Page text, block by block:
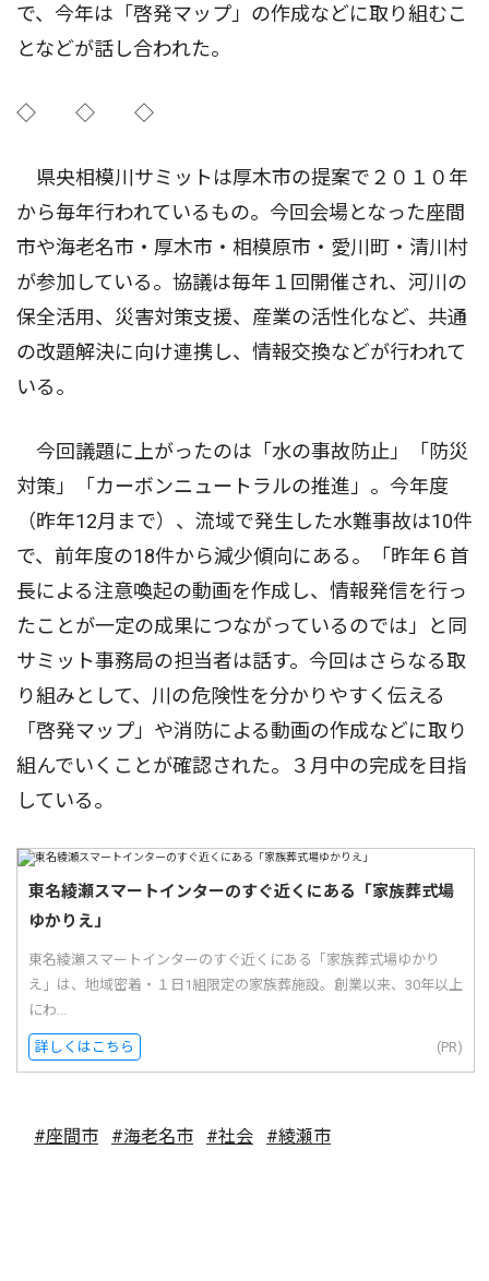
で、今年は「啓発マップ」の作成などに取り組むこ
となどが話し合われた。
◇ ◇ ◇
県央相模川サミットは厚木市の提案で２０１０年
から毎年行われているもの。今回会場となった座間
市や海老名市・厚木市・相模原市・愛川町・清川村
が参加している。協議は毎年１回開催され、河川の
保全活用、災害対策支援、産業の活性化など、共通
の改題解決に向け連携し、情報交換などが行われて
いる。
今回議題に上がったのは「水の事故防止」「防災
対策」「カーボンニュートラルの推進」。今年度
（昨年12月まで）、流域で発生した水難事故は10件
で、前年度の18件から減少傾向にある。「昨年６首
長による注意喚起の動画を作成し、情報発信を行っ
たことが一定の成果につながっているのでは」と同
サミット事務局の担当者は話す。今回はさらなる取
り組みとして、川の危険性を分かりやすく伝える
「啓発マップ」や消防による動画の作成などに取り
組んでいくことが確認された。３月中の完成を目指
している。
東名綾瀬スマートインターのすぐ近くにある「家族葬式場
ゆかりえ」
東名綾瀬スマートインターのすぐ近くにある「家族葬式場ゆかり
え」は、地域密着・１日1組限定の家族葬施設。創業以来、30年以上
にわ...
詳しくはこちら (PR)
#座間市 #海老名市 #社会 #綾瀬市